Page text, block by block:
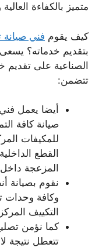
متميز بالكفاءة
كيف يقوم فني صيانة
بتقديم خدماته؟
الصناعية على تقديم
تتضمن:
أيضا يعمل
صيانة كافة
للمكيفات
القطع
المزعجة داخل
نقوم بصيانة
وكافة وحدات
التكييف
كما نؤمن
تتعطل نتيجة